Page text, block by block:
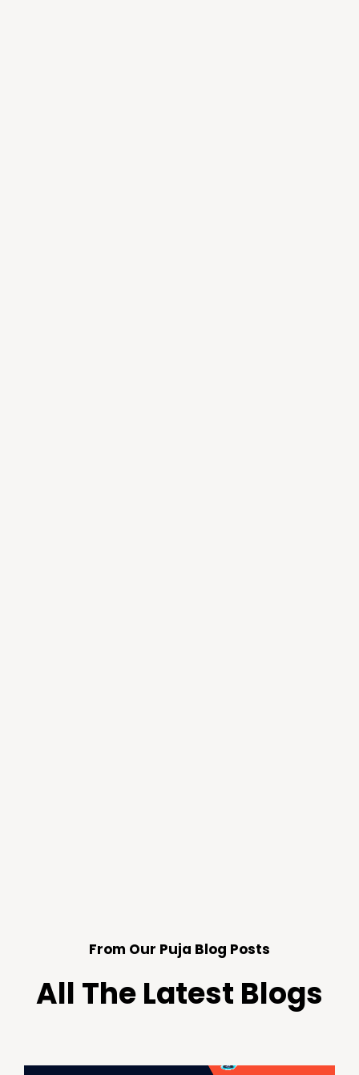
From Our Puja Blog Posts
All The Latest Blogs